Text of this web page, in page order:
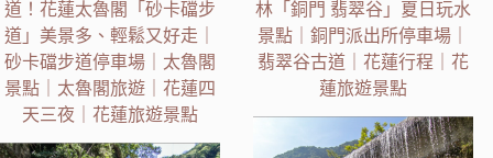
道！花蓮太魯閣「砂卡礑步
道」美景多、輕鬆又好走｜
砂卡礑步道停車場｜太魯閣
景點｜太魯閣旅遊｜花蓮四
天三夜｜花蓮旅遊景點
林「銅門 翡翠谷」夏日玩水
景點｜銅門派出所停車場｜
翡翠谷古道｜花蓮行程｜花
蓮旅遊景點